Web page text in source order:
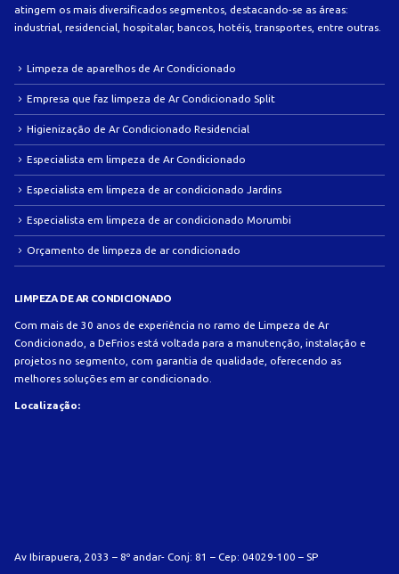
atingem os mais diversificados segmentos, destacando-se as áreas:
industrial, residencial, hospitalar, bancos, hotéis, transportes, entre outras.
Limpeza de aparelhos de Ar Condicionado
Empresa que faz limpeza de Ar Condicionado Split
Higienização de Ar Condicionado Residencial
Especialista em limpeza de Ar Condicionado
Especialista em limpeza de ar condicionado Jardins
Especialista em limpeza de ar condicionado Morumbi
Orçamento de limpeza de ar condicionado
LIMPEZA DE AR CONDICIONADO
Com mais de 30 anos de experiência no ramo de Limpeza de Ar
Condicionado, a DeFrios está voltada para a manutenção, instalação e
projetos no segmento, com garantia de qualidade, oferecendo as
melhores soluções em ar condicionado.
Localização:
Av Ibirapuera, 2033 – 8º andar- Conj: 81 – Cep: 04029-100 – SP